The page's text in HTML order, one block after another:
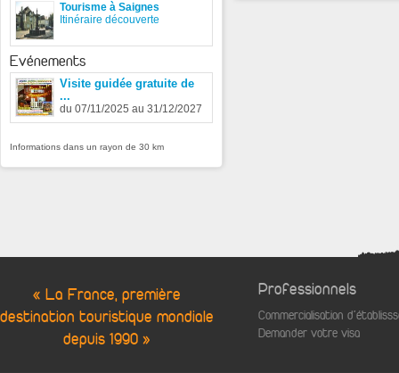
Tourisme à Saignes
Itinéraire découverte
Evénements
Visite guidée gratuite de
...
du 07/11/2025 au 31/12/2027
Informations dans un rayon de 30 km
« La France, première
destination touristique mondiale
depuis 1990 »
Professionnels
Commercialisation
Demander votre visa